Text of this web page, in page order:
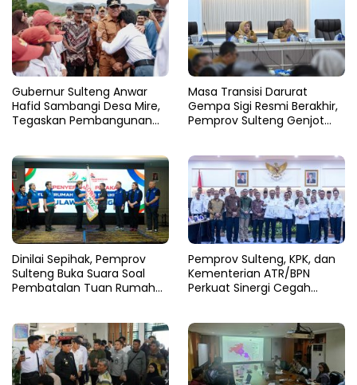
Gubernur Sulteng Anwar
Hafid Sambangi Desa Mire,
Tegaskan Pembangunan
Masa Transisi Darurat
Gempa Sigi Resmi Berakhir,
Pemprov Sulteng Genjot
Dinilai Sepihak, Pemprov
Sulteng Buka Suara Soal
Pembatalan Tuan Rumah
Pemprov Sulteng, KPK, dan
Kementerian ATR/BPN
Perkuat Sinergi Cegah